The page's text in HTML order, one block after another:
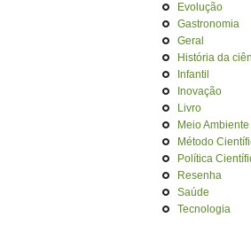
Evolução
Gastronomia
Geral
História da
Infantil
Inovação
Livro
Meio Ambiente
Método
Política
Resenha
Saúde
Tecnologia